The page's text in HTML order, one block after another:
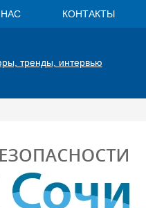
КОНТАКТЫ
тренды, интервью